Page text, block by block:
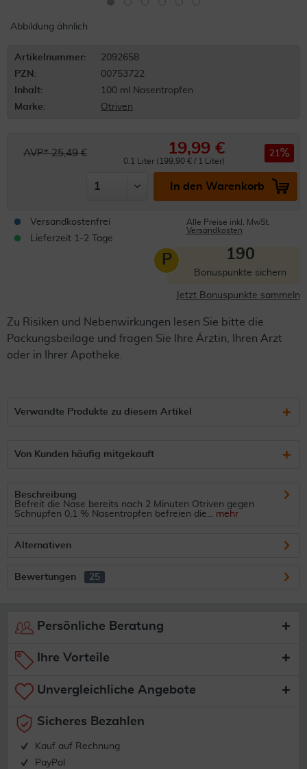
Abbildung ähnlich
Artikelnummer:
2092658
PZN:
00753722
Inhalt:
100 ml Nasentropfen
Marke:
Otriven
AVP* 25,49 € 19,99 €
0.1 Liter (199,90 € / 1 Liter)
21
In den Warenkorb
Versandkostenfrei
Lieferzeit 1-2 Tage
Alle Preise inkl. MwSt.
Versandkosten
P 190
Bonuspunkte sichern
Jetzt Bonuspunkte sammeln
Zu Risiken und Nebenwirkungen lesen Sie bitte die
Packungsbeilage und fragen Sie Ihre Ärztin, Ihren Arzt
oder in Ihrer Apotheke.
Verwandte Produkte zu diesem Artikel
Von Kunden häufig mitgekauft
Beschreibung
Befreit die Nase bereits nach 2 Minuten Otriven gegen
Schnupfen 0,1 % Nasentropfen befreien die... mehr
Alternativen
Bewertungen 25
Persönliche Beratung
Ihre Vorteile
Unvergleichliche Angebote
Sicheres Bezahlen
Kauf auf Rechnung
PayPal